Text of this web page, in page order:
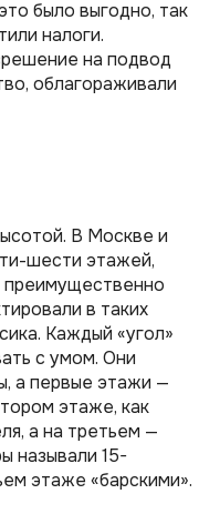
было выгодно, так
налоги.
на подвод
облагораживали
В Москве и
шести этажей,
преимущественно
в таких
Каждый «угол»
с умом. Они
а первые этажи —
этаже, как
а на третьем —
называли 15-
этаже «барскими».